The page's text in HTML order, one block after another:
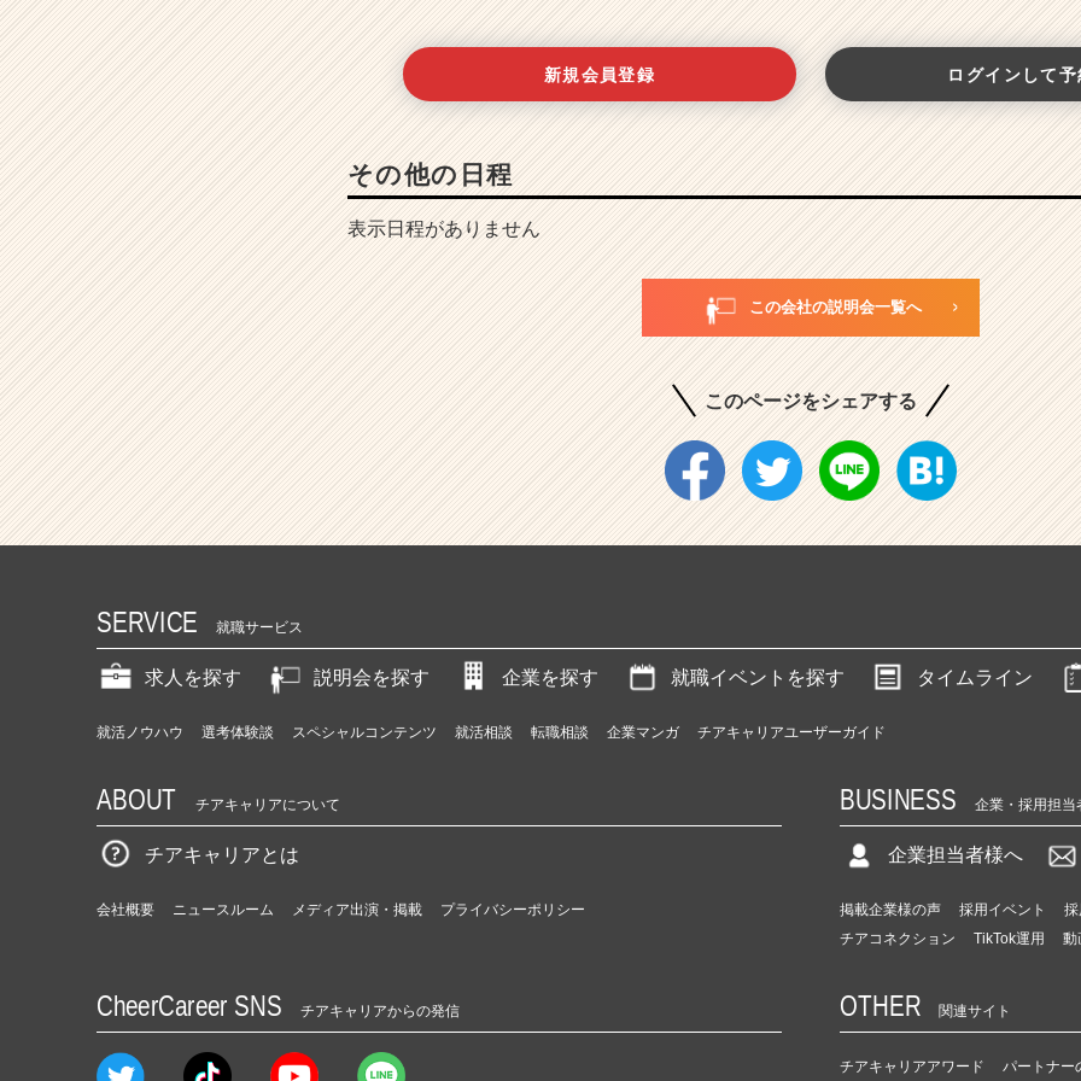
新規会員登録 ログインして
その他の日程
表示日程がありません
この会社の説明会一覧へ
このページをシェアする
SERVICE 就職サービス
求人を探す 説明会を探す 企業を探す 就職イベントを探す タイムライン
就活ノウハウ 選考体験談 スペシャルコンテンツ 就活相談 転職相談 企業マンガ チアキャリアユーザーガイド
ABOUT チアキャリアについて
チアキャリアとは
会社概要 ニュースルーム メディア出演・掲載 プライバシーポリシー
BUSINESS 企業・採用担当
企業担当者様へ
掲載企業様の声 採用イベント
チアコネクション
TikTok運用 動
CheerCareer SNS チアキャリアからの発信 OTHER 関連サイト
チアキャリアアワード パートナー